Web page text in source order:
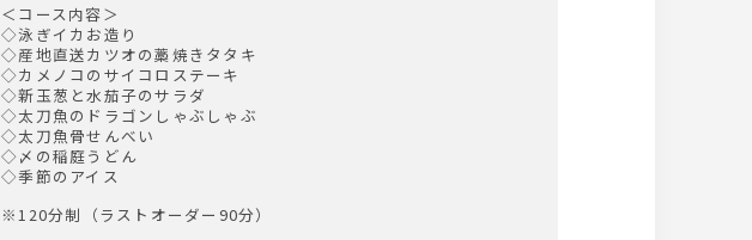
＜コース内容＞
◇泳ぎイカお造り
◇産地直送カツオの藁焼きタタキ
◇カメノコのサイコロステーキ
◇新玉葱と水茄子のサラダ
◇太刀魚のドラゴンしゃぶしゃぶ
◇太刀魚骨せんべい
◇〆の稲庭うどん
◇季節のアイス
※120分制（ラストオーダー90分）